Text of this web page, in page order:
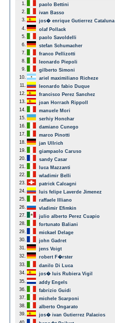
1. paolo Bettini
2.
ivan Basso
3.
jos� enrique Gutierrez Cataluna
4.
olaf Pollack
5.
paolo Savoldelli
6.
stefan Schumacher
7.
franco Pellizotti
8.
leonardo Piepoli
9.
gilberto Simoni
10.
ariel maximiliano Richeze
11.
leonardo fabio Duque
12.
francisco Perez Sanchez
13.
joan Horrach Rippoll
14.
manuele Mori
15.
serhiy Honchar
16.
damiano Cunego
17.
marco Pinotti
18.
jan Ullrich
19.
giampaolo Caruso
20.
sandy Casar
21.
luca Mazzanti
22.
wladimir Belli
23.
patrick Calcagni
24.
luis felipe Laverde Jimenez
25.
raffaele Illiano
26.
vladimir Efimkin
27.
julio alberto Perez Cuapio
28.
fortunato Baliani
29.
mickael Delage
30.
john Gadret
31.
jens Voigt
32.
robert F�rster
33.
danilo Di Luca
34.
jos� luis Rubiera Vigil
35.
addy Engels
36.
fabrizio Guidi
37.
michele Scarponi
38.
alberto Ongarato
39.
jos� ivan Gutierrez Palacios